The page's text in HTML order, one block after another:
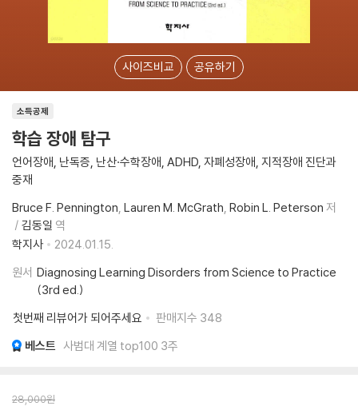
사이즈비교 공유하기
소득공제
학습 장애 탐구
언어장애, 난독증, 난산·수학장애, ADHD, 자폐성장애, 지적장애 진단과
중재
Bruce F. Pennington Lauren M. McGrath Robin L. Peterson 저
김동일 역
학지사
2024.01.15.
원서 Diagnosing Learning Disorders from Science to Practice
(3rd ed.)
첫번째 리뷰어가 되어주세요
판매지수 348
베스트 사범대 계열 top100 3주
28,000원